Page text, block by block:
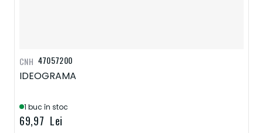
47057200
IDEOGRAMA
1 buc în stoc
69,97 Lei
CNH